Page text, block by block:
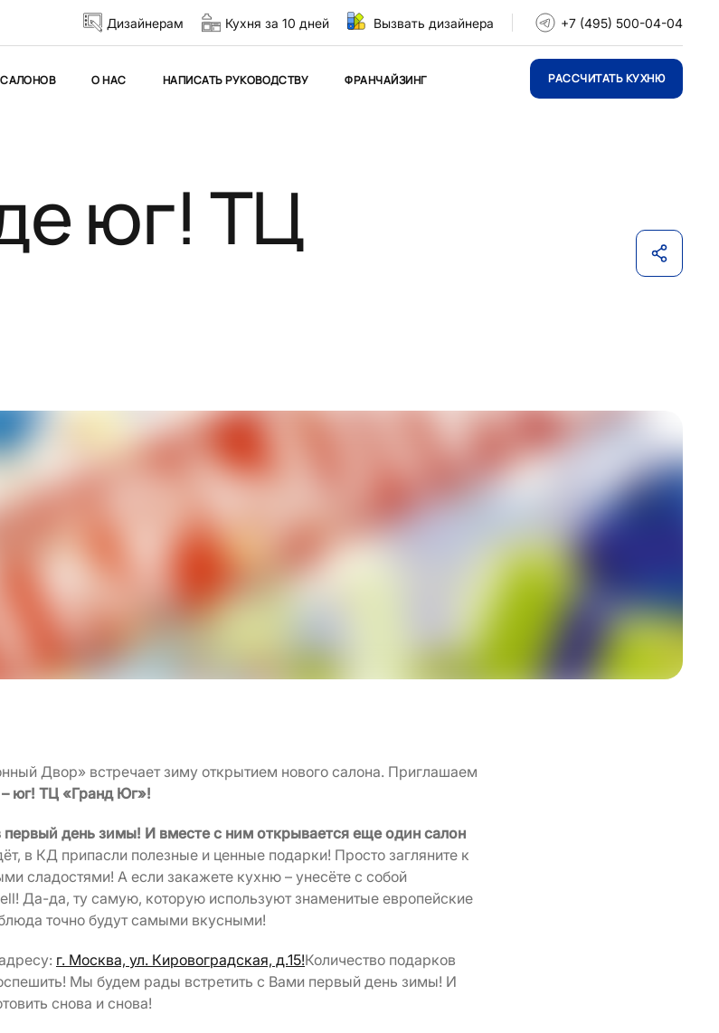
Дизайнерам Кухня за 10 дней Вызвать дизайнера +7 (495) 500-04-04
О НАС НАПИСАТЬ РУКОВОДСТВУ ФРАНЧАЙЗИНГ РАССЧИТАТЬ КУХНЮ
юг! ТЦ
Двор» встречает зиму открытием нового салона. Приглашаем
юг! ТЦ «Гранд Юг»!
первый день зимы! И вместе с ним открывается еще один салон
в КД припасли полезные и ценные подарки! Просто загляните к
сладостями! А если закажете кухню – унесёте с собой
Да-да, ту самую, которую используют знаменитые европейские
точно будут самыми вкусными!
г. Москва, ул. Кировоградская, д.15!Количество подарков
Мы будем рады встретить с Вами первый день зимы! И
снова и снова!